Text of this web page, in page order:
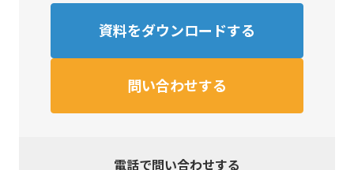
資料をダウンロードする
問い合わせする
電話で問い合わせする